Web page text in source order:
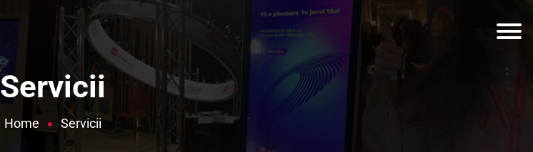
Servicii
Home Servicii